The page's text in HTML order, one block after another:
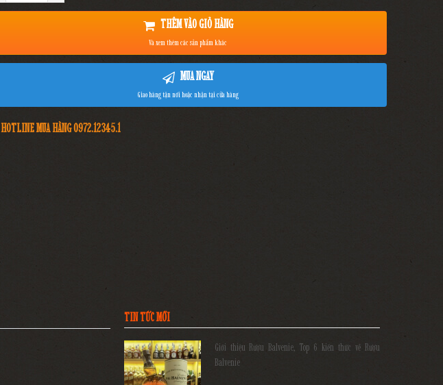
THÊM VÀO GIỎ HÀNG
Và xem thêm các sản phẩm khác
MUA NGAY
Giao hàng tận nơi hoặc nhận tại cửa hàng
HOTLINE MUA HÀNG 0972.12345.1
TIN TỨC MỚI
Giới thiệu Rượu Balvenie, Top 6 kiến thức về Rượu
Balvenie